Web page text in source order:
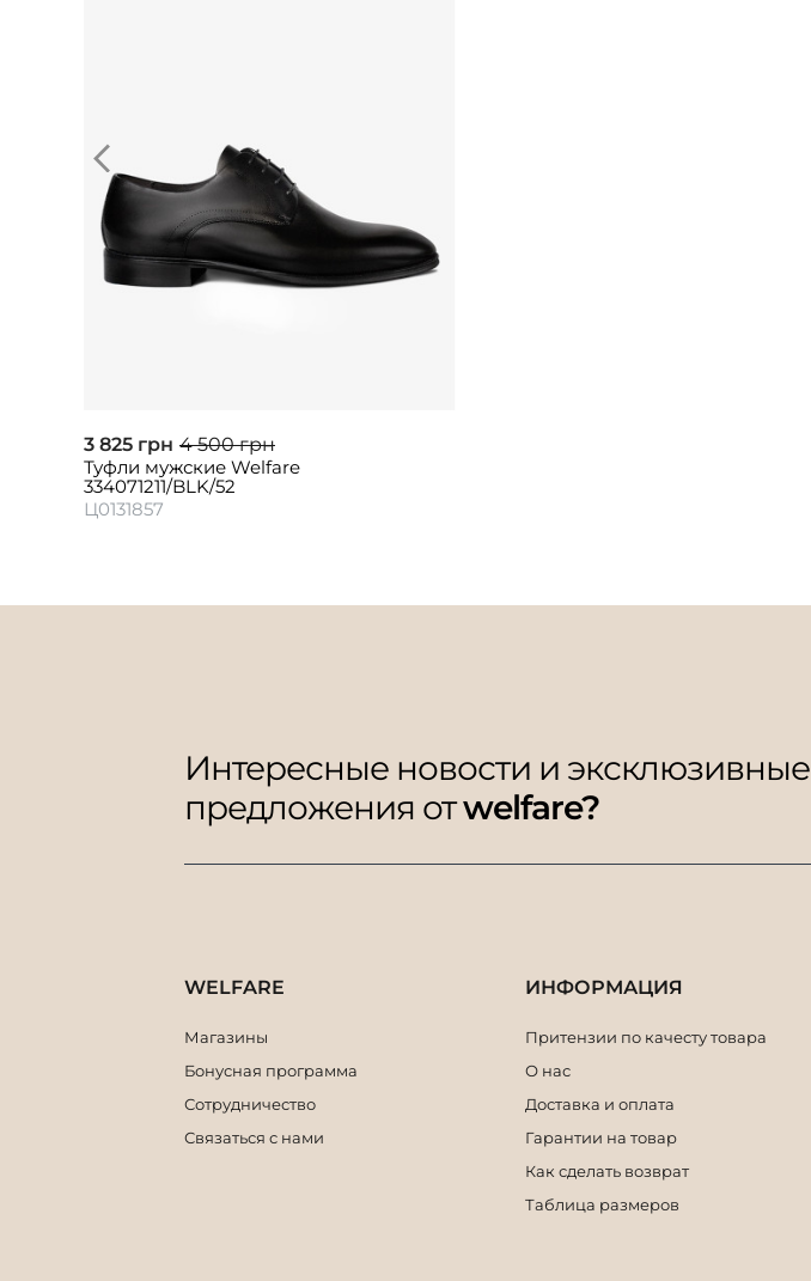
3 825 грн 4 500 грн
Туфли мужские Welfare
334071211/BLK/52
Ц0131857
Интересные новости и эксклюзивные
предложения отwelfare?
WELFARE
Магазины
Бонусная программа
Сотрудничество
Связаться с нами
ИНФОРМАЦИЯ
Притензии по качесту товара
О нас
Доставка и оплата
Гарантии на товар
Как сделать возврат
Таблица размеров